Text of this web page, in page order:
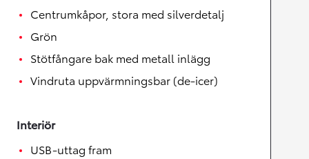
Centrumkåpor, stora med silverdetalj
Grön
Stötfångare bak med metall inlägg
Vindruta uppvärmningsbar (de-icer)
Interiör
USB-uttag fram